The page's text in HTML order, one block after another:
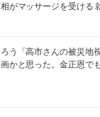
がマッサージを受ける
う「高市さんの被災地
かと思った。金正恩で